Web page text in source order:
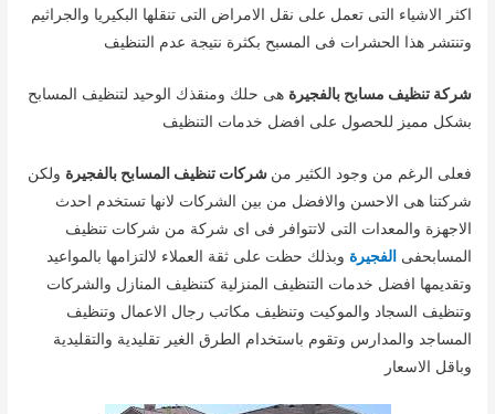
اكثر الاشياء التى تعمل على نقل الامراض التى تنقلها البكيريا والجراثيم
وتنتشر هذا الحشرات فى المسبح بكثرة نتيجة عدم التنظيف
شركة تنظيف مسابح بالفجيرة هى حلك ومنقذك الوحيد لتنظيف المسابح
بشكل مميز للحصول على افضل خدمات التنظيف
فعلى الرغم من وجود الكثير من شركات تنظيف المسابح بالفجيرة ولكن
شركتنا هى الاحسن والافضل من بين الشركات لانها تستخدم احدث
الاجهزة والمعدات التى لاتتوافر فى اى شركة من شركات تنظيف
المسابحفىالفجيرة وبذلك حظت على ثقة العملاء لالتزامها بالمواعيد
وتقديمها افضل خدمات التنظيف المنزلية كتنظيف المنازل والشركات
وتنظيف السجاد والموكيت وتنظيف مكاتب رجال الاعمال وتنظيف
المساجد والمدارس وتقوم باستخدام الطرق الغير تقليدية والتقليدية
وباقل الاسعار